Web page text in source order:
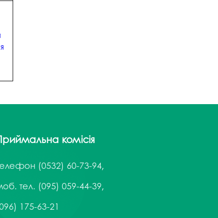
комісія
(0532) 60-73-94,
тел. (095) 059-44-39,
175-63-21